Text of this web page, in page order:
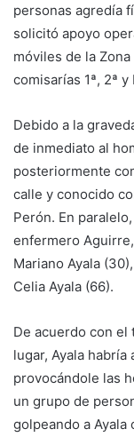
personas agredía
solicitó apoyo
móviles de la
comisarías 1ª, 2ª
Debido a la
de inmediato al
posteriormente
calle y conocido
Perón. En
enfermero
Mariano Ayala
Celia Ayala (66).
De acuerdo con
lugar, Ayala habría
provocándole las
un grupo de
golpeando a